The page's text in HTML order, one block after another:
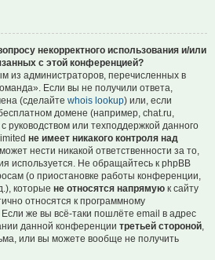
некорректного использования и/или
с этой конференцией?
из администраторов, перечисленных в
Если вы не получили ответа,
(сделайте whois lookup) или, если
домене (например, chat.ru,
руководством или техподдержкой данного
не имеет никакого контроля над
нести никакой ответственности за то,
используется. Не обращайтесь к phpBB
(о приостановке работы конференции,
которые не относятся напрямую к сайту
относятся к программному
же вы всё-таки пошлёте email в адрес
данной конференции третьей стороной
или вы можете вообще не получить